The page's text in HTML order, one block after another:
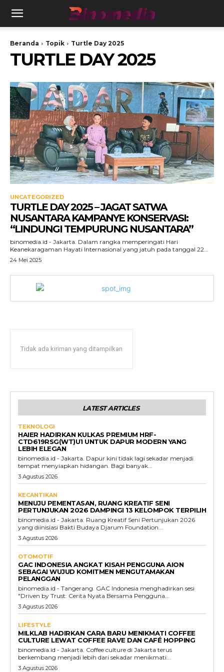
Beranda Topik Turtle Day 2025
TURTLE DAY 2025
UNCATEGORIZED
TURTLE DAY 2025 – JAGAT SATWA
NUSANTARA KAMPANYE KONSERVASI:
“LINDUNGI TEMPURUNG NUSANTARA”
binomedia.id - Jakarta. Dalam rangka memperingati Hari
Keanekaragaman Hayati Internasional yang jatuh pada tanggal 22...
24 Mei 2025
Tidak ada kiriman yang ditampilkan
LATEST ARTICLES
TEKNOLOGI
HAIER HADIRKAN KULKAS PREMIUM HRF-
CTD619RSG(WT)U1 UNTUK DAPUR MODERN YANG
LEBIH ELEGAN
binomedia.id - Jakarta. Dapur kini tidak lagi sekadar menjadi
tempat menyiapkan hidangan. Bagi banyak...
3 Agustus 2026
KECANTIKAN
MENUJU PEMENTASAN, RUANG KREATIF SENI
PERTUNJUKAN 2026 DAMPINGI 13 KELOMPOK TERPILIH
binomedia.id - Jakarta. Ruang Kreatif Seni Pertunjukan 2026
yang diinisiasi Bakti Budaya Djarum Foundation...
3 Agustus 2026
OTOMOTIF
GAC INDONESIA ANGKAT KISAH PENGGUNA AION
SEBAGAI WUJUD KOMITMEN MENGUTAMAKAN
PELANGGAN
binomedia.id - Tangerang. GAC Indonesia menghadirkan sesi
"Driven by Trust: Cerita Nyata Bersama Pengguna...
3 Agustus 2026
LIFESTYLE
MILKLAB HADIRKAN CARA BARU MENIKMATI COFFEE
CULTURE LEWAT COFFEE RAVE DAN CAFÉ HOPPING
binomedia.id - Jakarta. Coffee culture di Jakarta terus
berkembang menjadi lebih dari sekadar menikmati...
3 Agustus 2026